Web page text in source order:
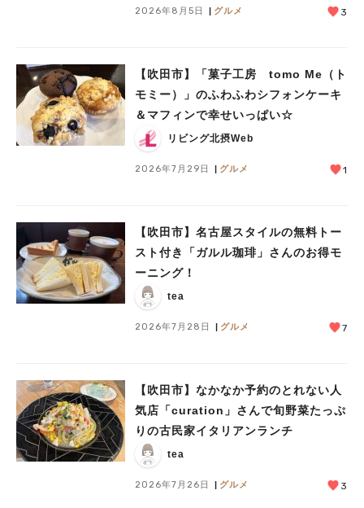
2026年8月5日 グルメ 3
【吹田市】「菓子工房 tomo Me（ト
モミー）」のふわふわシフォンケーキ
＆マフィンで幸せいっぱい☆
リビング北摂Web
2026年7月29日 グルメ 1
【吹田市】名古屋スタイルの無料トー
スト付き「ガルル珈琲」さんのお得モ
ーニング！
tea
2026年7月28日 グルメ 7
【吹田市】なかなか予約のとれない人
気店「curation」さんで旬野菜たっぷ
りの古民家イタリアンランチ
tea
2026年7月26日 グルメ 3